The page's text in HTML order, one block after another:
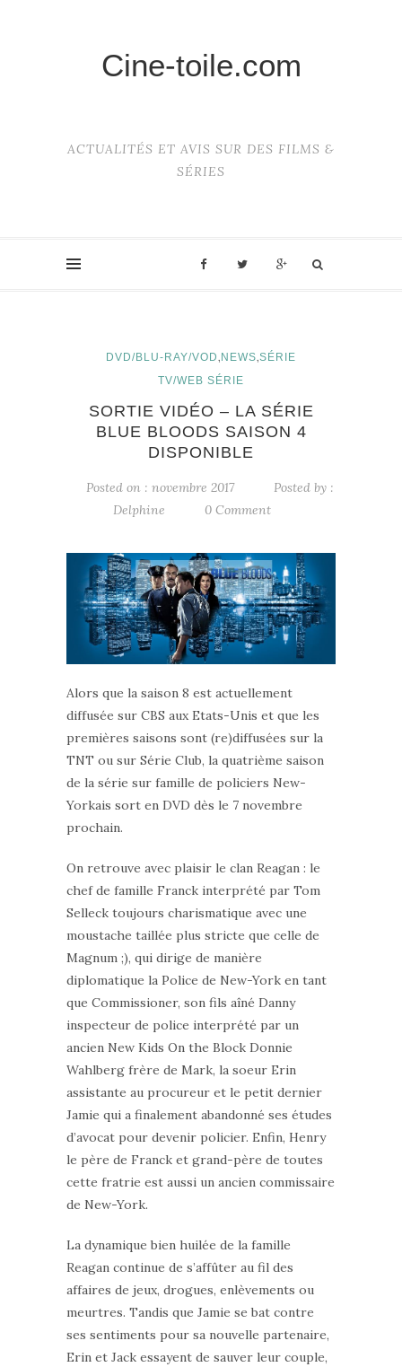
Cine-toile.com
ACTUALITÉS ET AVIS SUR DES FILMS &
SÉRIES
DVD/BLU-RAY/VOD, NEWS,SÉRIE
TV/WEB SÉRIE
SORTIE VIDÉO – LA SÉRIE
BLUE BLOODS SAISON 4
DISPONIBLE
Posted on : novembre 2017
Posted by :
Delphine
0 Comment
Alors que la saison 8 est actuellement
diffusée sur CBS aux Etats-Unis et que les
premières saisons sont (re)diffusées sur la
TNT ou sur Série Club, la quatrième saison
de la série sur famille de policiers New-
Yorkais sort en DVD dès le 7 novembre
prochain.
On retrouve avec plaisir le clan Reagan : le
chef de famille Franck interprété par Tom
Selleck toujours charismatique avec une
moustache taillée plus stricte que celle de
Magnum ;), qui dirige de manière
diplomatique la Police de New-York en tant
que Commissioner, son fils aîné Danny
inspecteur de police interprété par un
ancien New Kids On the Block Donnie
Wahlberg frère de Mark, la soeur Erin
assistante au procureur et le petit dernier
Jamie qui a finalement abandonné ses études
d’avocat pour devenir policier. Enfin, Henry
le père de Franck et grand-père de toutes
cette fratrie est aussi un ancien commissaire
de New-York.
La dynamique bien huilée de la famille
Reagan continue de s’affûter au fil des
affaires de jeux, drogues, enlèvements ou
meurtres. Tandis que Jamie se bat contre
ses sentiments pour sa nouvelle partenaire,
Erin et Jack essayent de sauver leur couple,